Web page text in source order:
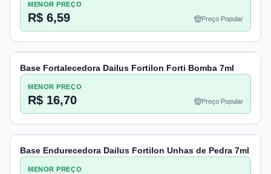
MENOR PREÇO
R$ 6,59 Preço Popular
Base Fortalecedora Dailus Fortilon Forti Bomba 7ml
MENOR PREÇO
R$ 16,70 Preço Popular
Base Endurecedora Dailus Fortilon Unhas de Pedra 7ml
MENOR PREÇO